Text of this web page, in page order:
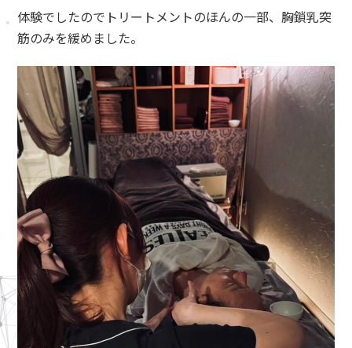
体験でしたのでトリートメントのほんの一部、胸鎖乳突
筋のみを緩めました。